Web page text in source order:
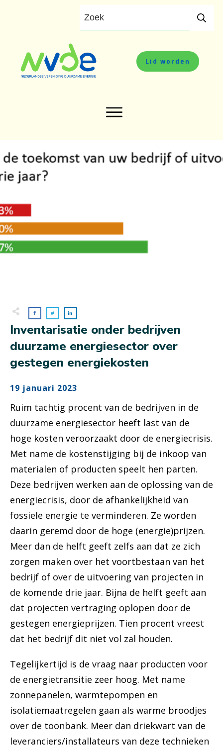
Lid worden
Inventarisatie onder bedrijven
duurzame energiesector over
gestegen energiekosten
19 januari 2023
Ruim tachtig procent van de bedrijven in de
duurzame energiesector heeft last van de
hoge kosten veroorzaakt door de energiecrisis.
Met name de kostenstijging bij de inkoop van
materialen of producten speelt hen parten.
Deze bedrijven werken aan de oplossing van de
energiecrisis, door de afhankelijkheid van
fossiele energie te verminderen. Ze worden
daarin geremd door de hoge (energie)prijzen.
Meer dan de helft geeft zelfs aan dat ze zich
zorgen maken over het voortbestaan van het
bedrijf of over de uitvoering van projecten in
de komende drie jaar. Bijna de helft geeft aan
dat projecten vertraging oplopen door de
gestegen energieprijzen. Tien procent vreest
dat het bedrijf dit niet vol zal houden.
Tegelijkertijd is de vraag naar producten voor
de energietransitie zeer hoog. Met name
zonnepanelen, warmtepompen en
isolatiemaatregelen gaan als warme broodjes
over de toonbank. Meer dan driekwart van de
leveranciers/installateurs van deze technieken